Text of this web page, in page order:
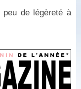
de légèreté à